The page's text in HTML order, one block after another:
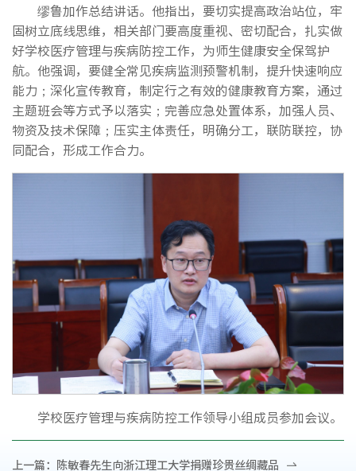
缪鲁加作总结讲话。他指出，要切实提高政治站位，牢
固树立底线思维，相关部门要高度重视、密切配合，扎实做
好学校医疗管理与疾病防控工作，为师生健康安全保驾护
航。他强调，要健全常见疾病监测预警机制，提升快速响应
能力；深化宣传教育，制定行之有效的健康教育方案，通过
主题班会等方式予以落实；完善应急处置体系，加强人员、
物资及技术保障；压实主体责任，明确分工，联防联控，协
同配合，形成工作合力。
学校医疗管理与疾病防控工作领导小组成员参加会议。
上一篇： 陈敏春先生向浙江理工大学捐赠珍贵丝绸藏品